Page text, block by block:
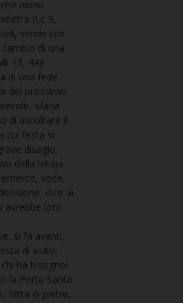
mano
(Lc 9,
vende con
di una
13, 44)!
di una fede
del prossimo.
Maria
di ascoltare il
cui festa si
disagio,
della letizia
vede,
dice ai
avrebbe loro
si fa avanti,
di aiuto,
ha bisogno!
la Porta Santa
fatta di pietre,